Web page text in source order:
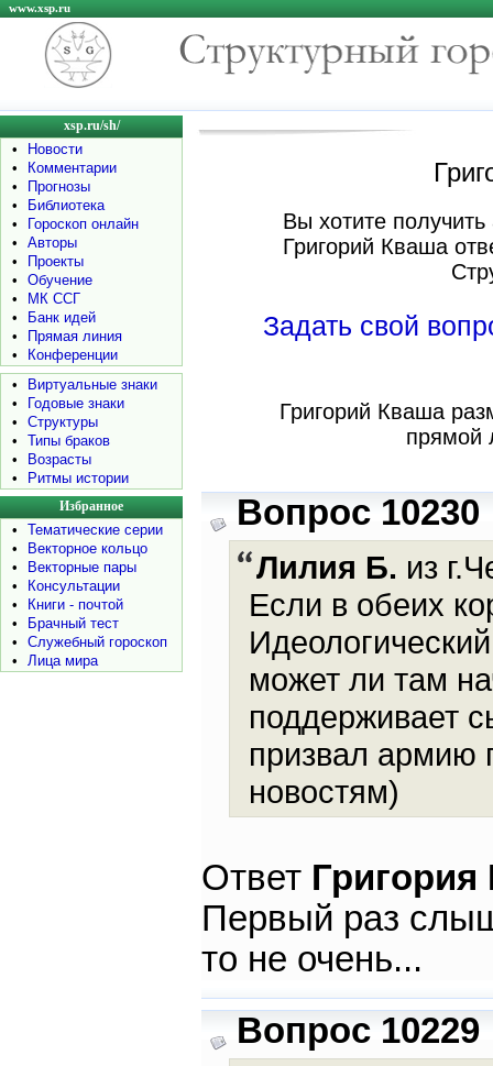
www.xsp.ru
xsp.ru/sh/
•
Новости
•
Комментарии
•
Прогнозы
•
Библиотека
•
Гороскоп онлайн
•
Авторы
•
Проекты
•
Обучение
•
МК ССГ
•
Банк идей
•
Прямая линия
•
Конференции
•
Виртуальные знаки
•
Годовые знаки
•
Структуры
•
Типы браков
•
Возрасты
•
Ритмы истории
Избранное
•
Тематические серии
•
Векторное кольцо
•
Векторные пары
•
Консультации
•
Книги - почтой
•
Брачный тест
•
Служебный гороскоп
•
Лица мира
Вы хотите
Григорий Кваша
Задать свой
Григорий Кваша
прямой
Вопрос 10230
Лилия Б. из
Если в обеих
может ли там
поддерживает
призвал армию
новостям)
Ответ
Первый раз
то не очень...
Вопрос 10229